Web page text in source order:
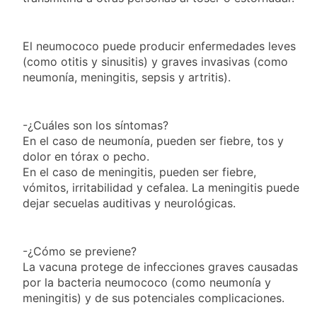
borde de los 450
«delincuentes
anarquistas»
1 Día Atrás
secretos para
servirla
correctamente
1 Día Atrás
El frío polar se
instala en Buenos
temperaturas más
bajas de la semana
por qué se celebra
cada 7 de agosto y
los argentinos
1 Día Atrás
ley de propiedad
privada, pero el
Gobierno debió
eliminar otro capítulo
1 Día Atrás
Incidentes frente al
Privada: hubo
detenidos y
enfrentamientos
pedido para
suspender el juicio
contra Pity Alvarez
2 Días Atrás
67 barrios full LED en
El neumococo puede producir enfermedades leves
(como otitis y sinusitis) y graves invasivas (como
neumonía, meningitis, sepsis y artritis).
-¿Cuáles son los síntomas?
En el caso de neumonía, pueden ser fiebre, tos y
dolor en tórax o pecho.
En el caso de meningitis, pueden ser fiebre,
vómitos, irritabilidad y cefalea. La meningitis puede
dejar secuelas auditivas y neurológicas.
-¿Cómo se previene?
La vacuna protege de infecciones graves causadas
por la bacteria neumococo (como neumonía y
meningitis) y de sus potenciales complicaciones.